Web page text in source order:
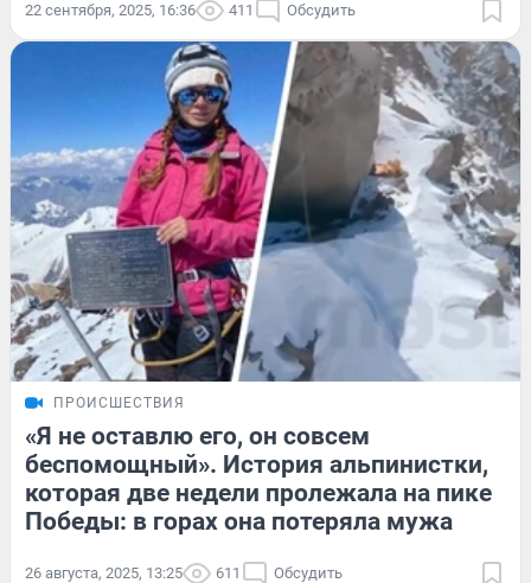
22 сентября, 2025, 16:36 411 Обсудить
ПРОИСШЕСТВИЯ
«Я не оставлю его, он совсем
беспомощный». История альпинистки,
которая две недели пролежала на пике
Победы: в горах она потеряла мужа
26 августа, 2025, 13:25 611 Обсудить